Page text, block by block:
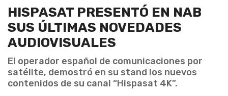
HISPASAT PRESENTÓ EN NAB
SUS ÚLTIMAS NOVEDADES
AUDIOVISUALES
El operador español de comunicaciones por
satélite, demostró en su stand los nuevos
contenidos de su canal “Hispasat 4K”.